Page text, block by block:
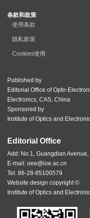
条款和政策
使用条款
隐私政策
Cookies使用
Published by
Editorial Office of Opto-
Electronics, CAS, China
Sponsored by
Institute of Optics and
Editorial Office
Add: No.1, Guangdian
E-mail: oee@ioe.ac.cn
Tel: 86-28-85100579
Website design copyright ©
Institute of Optics and